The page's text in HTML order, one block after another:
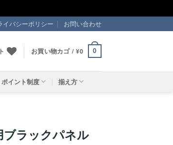
イバシーポリシー お問い合わせ
お買い物カゴ /¥0 0
ポイント制度 揃え方
ラックパネル